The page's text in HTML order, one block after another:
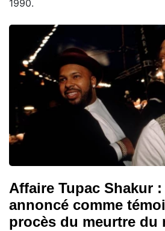
1990.
Affaire Tupac Shakur
annoncé comme
procès du meurtre du